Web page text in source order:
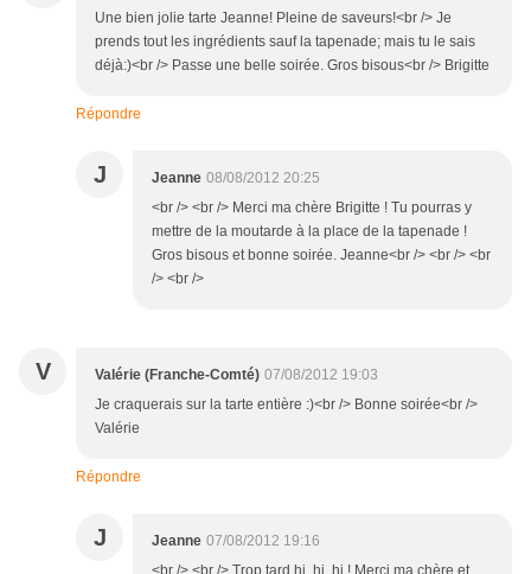
Une bien jolie tarte Jeanne! Pleine de saveurs!<br /> Je
prends tout les ingrédients sauf la tapenade; mais tu le sais
déjà:)<br /> Passe une belle soirée. Gros bisous<br /> Brigitte
Répondre
J Jeanne 08/08/2012 20:25
<br /> <br /> Merci ma chère Brigitte ! Tu pourras y
mettre de la moutarde à la place de la tapenade !
Gros bisous et bonne soirée. Jeanne<br /> <br /> <br
/> <br />
V Valérie (Franche-Comté) 07/08/2012 19:03
Je craquerais sur la tarte entière :)<br /> Bonne soirée<br />
Valérie
Répondre
J Jeanne 07/08/2012 19:16
<br /> <br /> Trop tard hi, hi, hi ! Merci ma chère et